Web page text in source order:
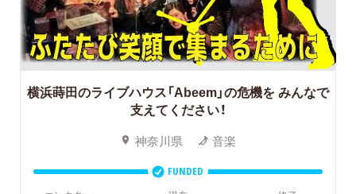
横浜蒔田のライブハウス「Abeem」の危機をみんなで
支えてください！
神奈川県 音楽
FUNDED